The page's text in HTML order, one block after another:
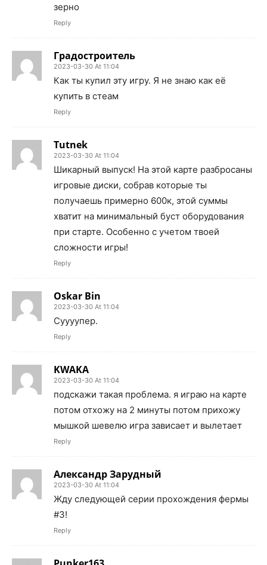
зерно
Reply
Градостроитель
2023-03-30 At 11:04
Как ты купил эту игру. Я не знаю как её
купить в стеам
Reply
Tutnek
2023-03-30 At 11:04
Шикарный выпуск! На этой карте разбросаны
игровые диски, собрав которые ты
получаешь примерно 600к, этой суммы
хватит на минимальный буст оборудования
при старте. Особенно с учетом твоей
сложности игры!
Reply
Oskar Bin
2023-03-30 At 11:04
Суууупер.
Reply
KWAKA
2023-03-30 At 11:04
подскажи такая проблема. я играю на карте
потом отхожу на 2 минуты потом прихожу
мышкой шевелю игра зависает и вылетает
Reply
Александр Зарудный
2023-03-30 At 11:04
Жду следующей серии прохождения фермы
#3!
Reply